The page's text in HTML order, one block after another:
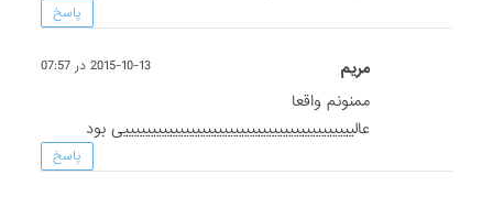
پاسخ
مريم 2015-10-13 در 07:57
ممنونم واقعا
عالییییییییییییییییییییییییییییییییییییییییییی بود
پاسخ